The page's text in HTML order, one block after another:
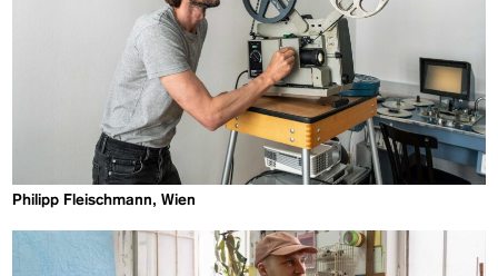
Philipp Fleischmann, Wien